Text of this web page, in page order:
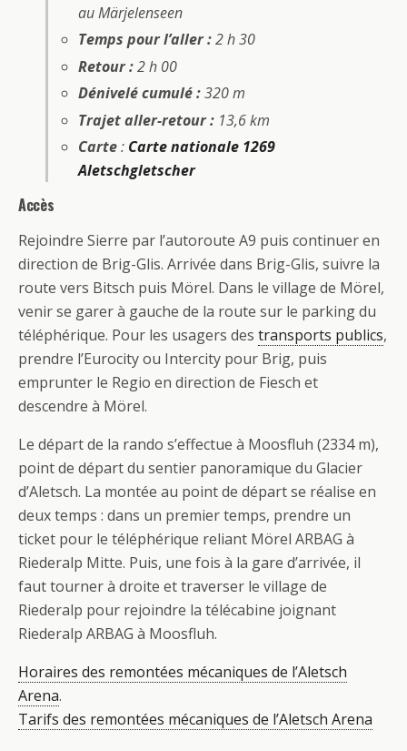
au Märjelenseen
Temps pour l’aller :2 h 30
Retour :2 h 00
Dénivelé cumulé :320 m
Trajet aller-retour :13,6 km
Carte: Carte nationale 1269
Aletschgletscher
Accès
Rejoindre Sierre par l’autoroute A9 puis continuer en
direction de Brig-Glis. Arrivée dans Brig-Glis, suivre la
route vers Bitsch puis Mörel. Dans le village de Mörel,
venir se garer à gauche de la route sur le parking du
téléphérique. Pour les usagers des transports publics,
prendre l’Eurocity ou Intercity pour Brig, puis
emprunter le Regio en direction de Fiesch et
descendre à Mörel.
Le départ de la rando s’effectue à Moosfluh (2334 m),
point de départ du sentier panoramique du Glacier
d’Aletsch. La montée au point de départ se réalise en
deux temps : dans un premier temps, prendre un
ticket pour le téléphérique reliant Mörel ARBAG à
Riederalp Mitte. Puis, une fois à la gare d’arrivée, il
faut tourner à droite et traverser le village de
Riederalp pour rejoindre la télécabine joignant
Riederalp ARBAG à Moosfluh.
Horaires des remontées mécaniques de l’Aletsch
Arena.
Tarifs des remontées mécaniques de l’Aletsch Arena